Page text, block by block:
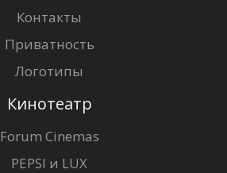
Контакты
Приватность
Логотипы
Кинотеатр
Forum Cinemas
PEPSI и LUX